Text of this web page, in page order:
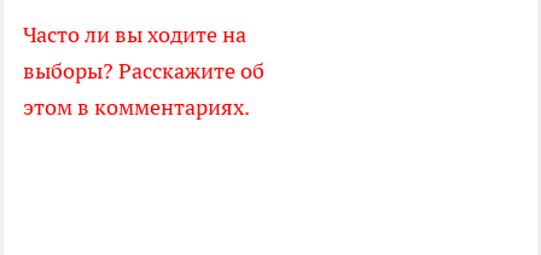
Часто ли вы ходите на
выборы? Расскажите об
этом в комментариях.